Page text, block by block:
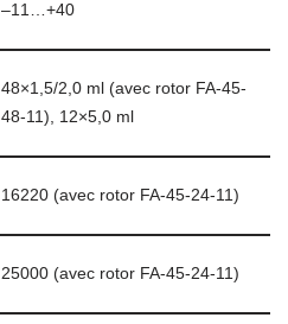
–11…+40
48×1,5/2,0 ml (avec rotor FA-45-
48-11), 12×5,0 ml
16220 (avec rotor FA-45-24-11)
25000 (avec rotor FA-45-24-11)